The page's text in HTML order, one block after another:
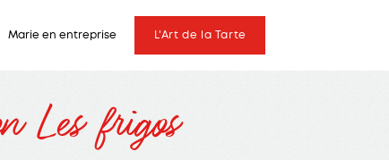
Marie en entreprise L'Art de la Tarte
Les frigos